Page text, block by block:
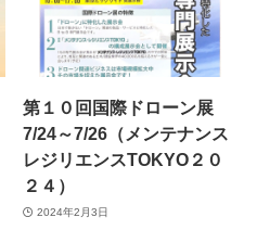
第１０回国際ドローン展
7/24～7/26（メンテナンス
レジリエンスTOKYO２０
２４）
2024年2月3日